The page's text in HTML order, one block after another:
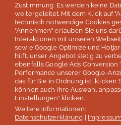
© lernen & helfen
Zustimmung. Es werden keine
weitergeleitet. Mit dem Klick auf
technisch notwendige Cookies
"Annehmen" erlauben Sie uns
Interaktionen mit unseren
sowie Google Optimize und
hilft, unser Angebot stetig zu
ebenfalls Google Ads Conversion
Performance unserer Google-
das für Sie in Ordnung ist, klicken
können auch Ihre Auswahl
Einstellungen“ klicken.
Weitere Informationen:
Datenschutzerklärung
Impressum